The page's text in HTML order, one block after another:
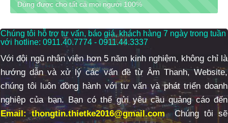
Dùng được cho tất cả mọi người 100%
Chúng tôi hỗ trợ tư vấn, báo giá, khách hàng 7 ngày trong tuần
với hotline: 0911.40.7774 - 0911.44.3337
Với đội ngũ nhân viên hơn 5 năm kinh nghiệm, không chỉ là
hướng dẫn và xử lý các vấn đề từ Âm Thanh, Website,
chúng tôi luôn đồng hành với tư vấn và phát triển doanh
nghiệp của bạn. Bạn có thể gửi yêu cầu quảng cáo đến
Email: thongtin.thietke2016@gmail.comChúng tôi sẽ